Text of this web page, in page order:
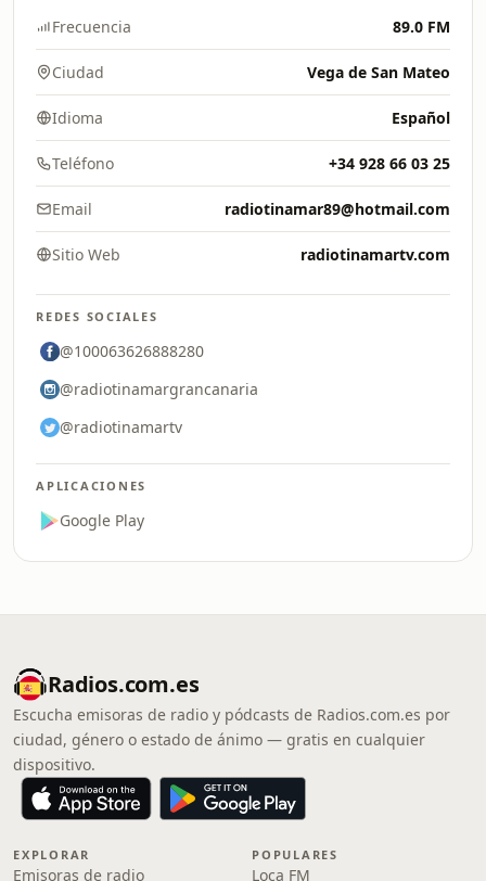
Frecuencia 89.0 FM
Ciudad Vega de San Mateo
Idioma Español
Teléfono +34 928 66 03 25
Email radiotinamar89@hotmail.com
Sitio Web radiotinamartv.com
REDES SOCIALES
@100063626888280
@radiotinamargrancanaria
@radiotinamartv
APLICACIONES
Google Play
Radios.com.es
Escucha emisoras de radio y pódcasts de Radios.com.es por
ciudad, género o estado de ánimo — gratis en cualquier
dispositivo.
EXPLORAR
Emisoras de radio
POPULARES
Loca FM